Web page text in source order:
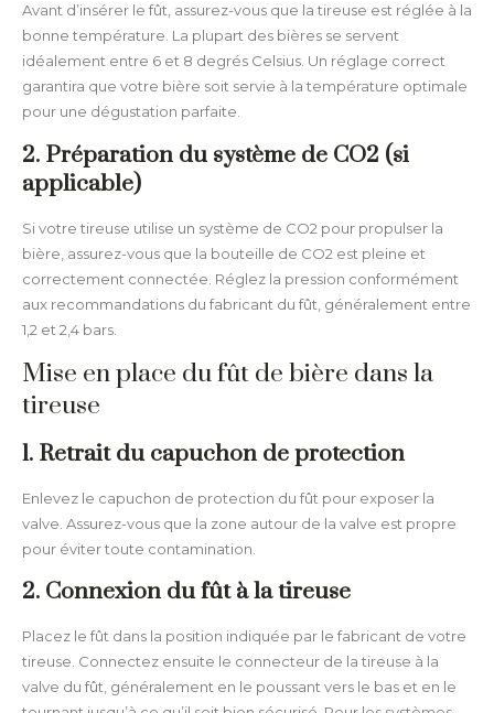
Avant d’insérer le fût, assurez-vous que la tireuse est réglée à la
bonne température. La plupart des bières se servent
idéalement entre 6 et 8 degrés Celsius. Un réglage correct
garantira que votre bière soit servie à la température optimale
pour une dégustation parfaite.
2. Préparation du système de CO2 (si
applicable)
Si votre tireuse utilise un système de CO2 pour propulser la
bière, assurez-vous que la bouteille de CO2 est pleine et
correctement connectée. Réglez la pression conformément
aux recommandations du fabricant du fût, généralement entre
1,2 et 2,4 bars.
Mise en place du fût de bière dans la
tireuse
1. Retrait du capuchon de protection
Enlevez le capuchon de protection du fût pour exposer la
valve. Assurez-vous que la zone autour de la valve est propre
pour éviter toute contamination.
2. Connexion du fût à la tireuse
Placez le fût dans la position indiquée par le fabricant de votre
tireuse. Connectez ensuite le connecteur de la tireuse à la
valve du fût, généralement en le poussant vers le bas et en le